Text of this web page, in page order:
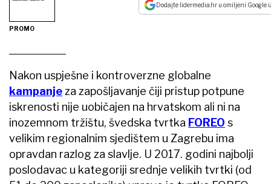
PROMO
Dodajte lidermedia.hr u omiljeni Google
Nakon uspješne i kontroverzne globalne
kampanjeza zapošljavanje čiji pristup potpune
iskrenosti nije uobičajen na hrvatskom ali ni na
inozemnom tržištu, švedska tvrtka FOREO s
velikim regionalnim sjedištem u Zagrebu ima
opravdan razlog za slavlje. U 2017. godini najbolji
poslodavac u kategoriji srednje velikih tvrtki (od